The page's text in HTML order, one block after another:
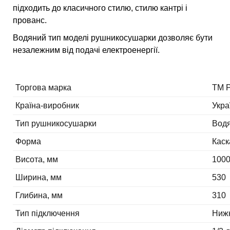
підходить до класичного стилю, стилю кантрі і
прованс.
Водяний тип моделі рушникосушарки дозволяє бути
незалежним від подачі електроенергії.
Торгова марка ТМ
Країна-виробник
Тип рушникосушарки
Форма
Висота, мм 1000
Ширина, мм 530
Глибина, мм 310
Тип підключення